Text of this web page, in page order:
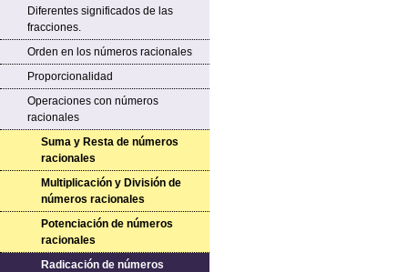
Diferentes significados de las
fracciones.
Orden en los números racionales
Proporcionalidad
Operaciones con números
racionales
Suma y Resta de números
racionales
Multiplicación y División de
números racionales
Potenciación de números
racionales
Radicación de números